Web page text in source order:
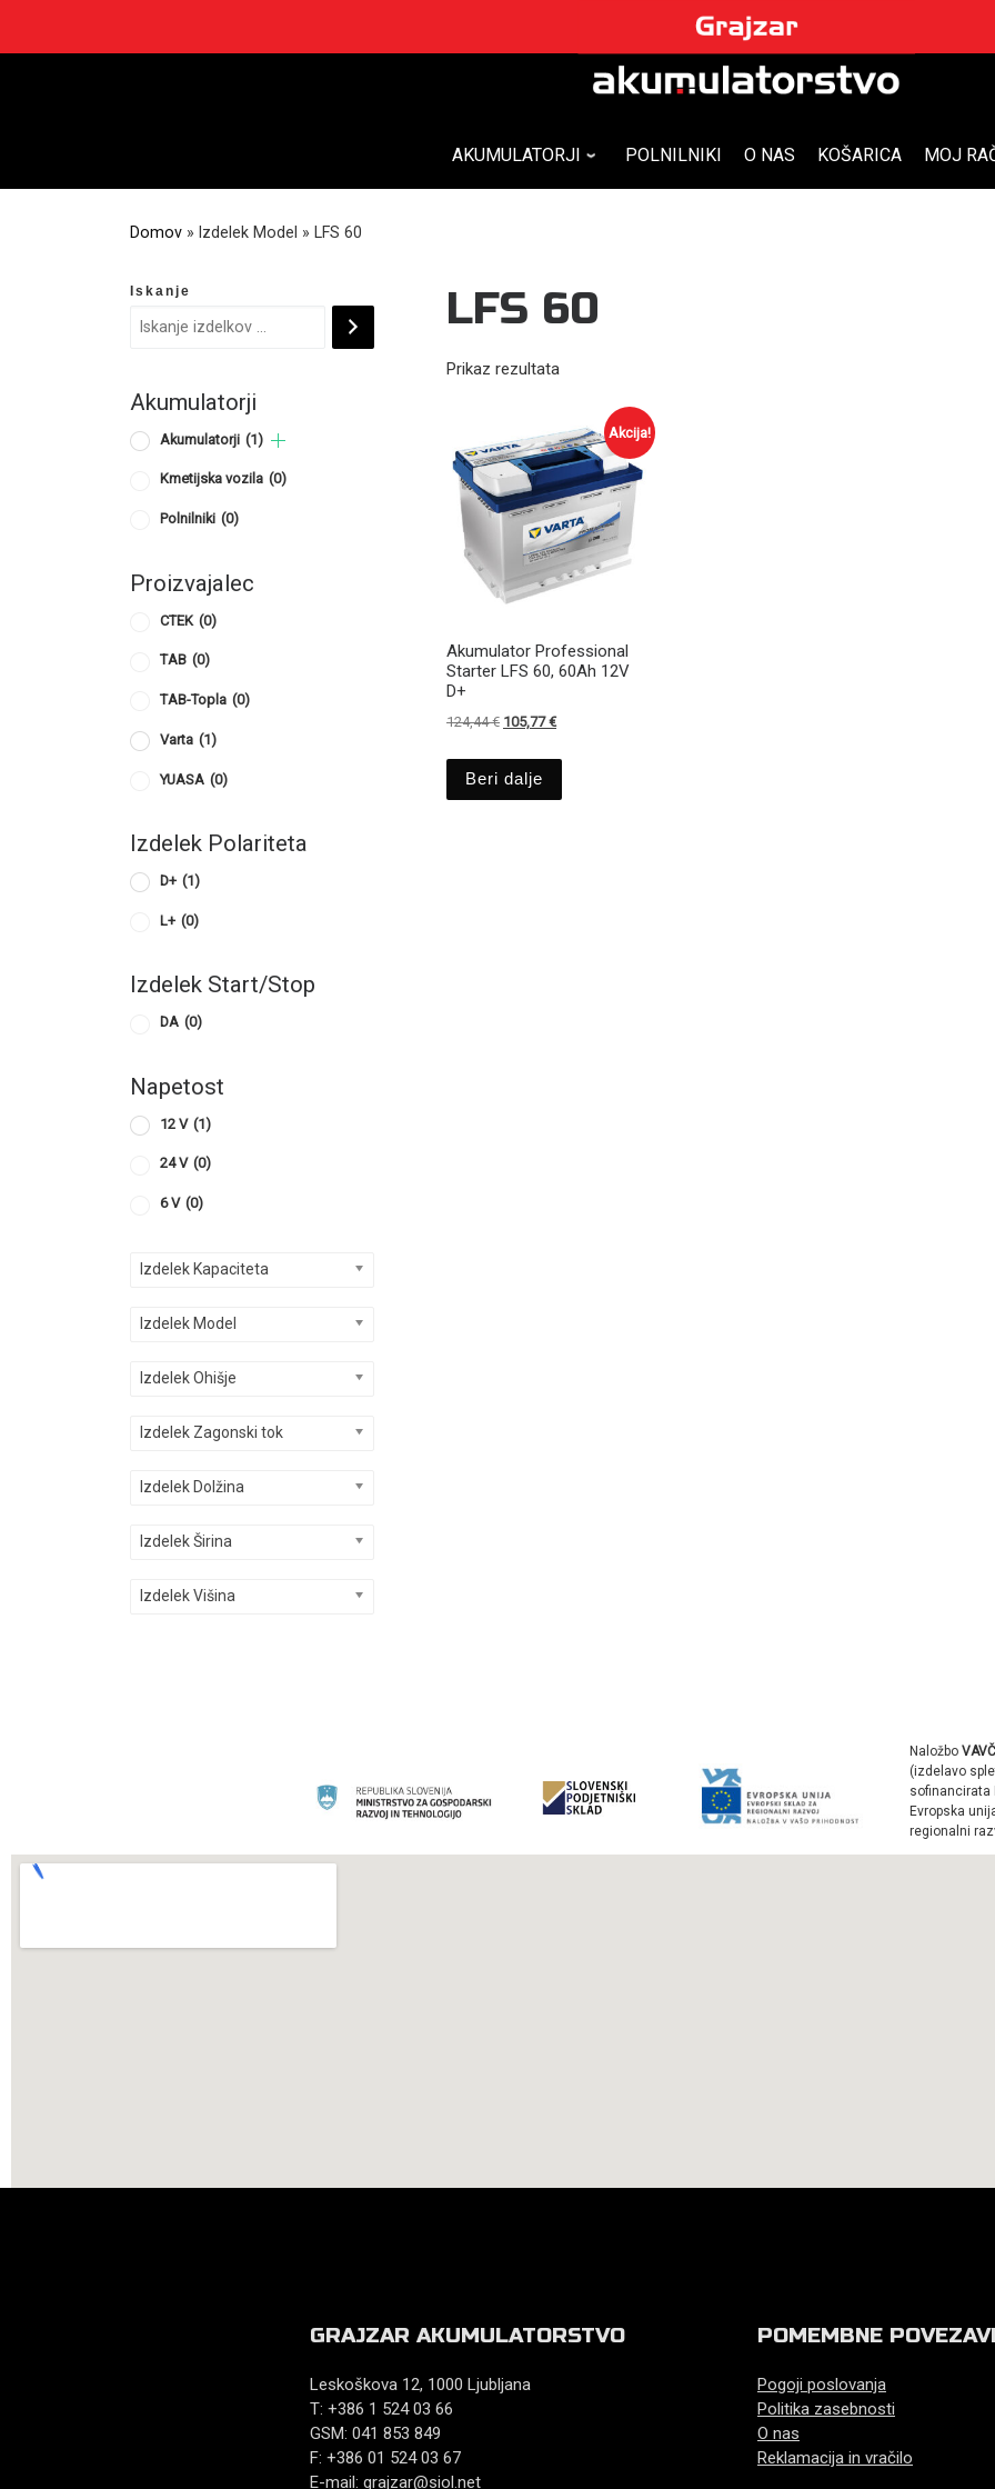
AKUMULATORJI POLNILNIKI O NAS KOŠARICA MOJ
Domov » Izdelek Model » LFS 60
LFS 60
Prikaz rezultata
Akcija!
Akumulator Professional
Starter LFS 60, 60Ah 12V
D+
124,44€ Izvirna cena je bila: 124,44 €.
105,77€Trenutna cena je: 105,77 €.
Beri dalje
Iskanje
Akumulatorji
Akumulatorji (1)
Kmetijska vozila (0)
Polnilniki (0)
Proizvajalec
CTEK (0)
TAB (0)
TAB-Topla (0)
Varta (1)
YUASA (0)
Izdelek Polariteta
D+ (1)
L+ (0)
Izdelek Start/Stop
DA (0)
Napetost
12 V (1)
24 V (0)
6 V (0)
Izdelek Kapaciteta
Izdelek Model
Izdelek Ohišje
Izdelek Zagonski tok
Izdelek Dolžina
Izdelek Širina
Izdelek Višina
Naložbo
(izdelavo
sofinancirata
Evropska
regionalni
GRAJZAR AKUMULATORSTVO
Leskoškova 12, 1000 Ljubljana
T: +386 1 524 03 66
GSM: 041 853 849
F: +386 01 524 03 67
E-mail: grajzar@siol.net
POMEMBNE
Pogoji poslovanja
Politika zasebnosti
O nas
Reklamacija in vračilo